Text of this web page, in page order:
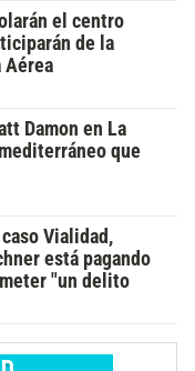
el centro
de la
Aérea
Damon en La
que
Vialidad,
está pagando
"un delito